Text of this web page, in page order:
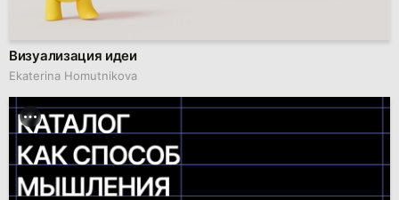
Визуализация идеи
Ekaterina Homutnikova